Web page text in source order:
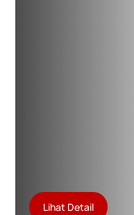
Lihat Detail